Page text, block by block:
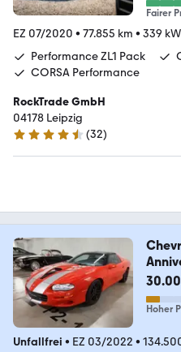
Fairer
EZ 07/2020 • 77.855 km • 339
Performance ZL1 Pack
CORSA Performance
RockTrade GmbH
04178 Leipzig
4.7 Sterne
(32)
Hoher
Unfallfrei • EZ 03/2022 •